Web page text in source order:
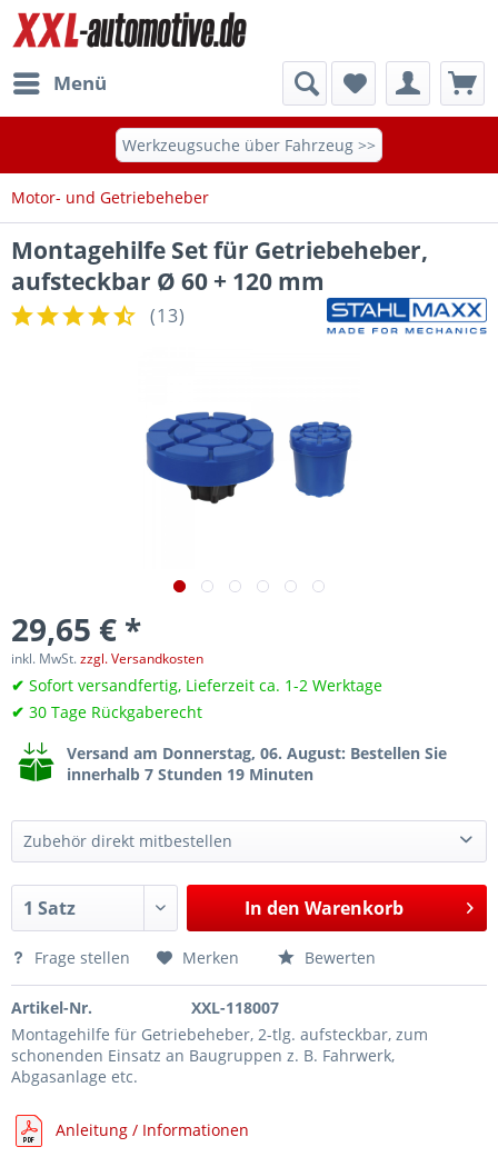
Menü
Werkzeugsuche über Fahrzeug >>
Motor- und Getriebeheber
Montagehilfe Set für Getriebeheber,
aufsteckbar Ø 60 + 120 mm
(13)
29,65 € *
inkl. MwSt.zzgl. Versandkosten
✔ Sofort versandfertig, Lieferzeit ca. 1-2 Werktage
✔ 30 Tage Rückgaberecht
Versand am Donnerstag, 06. August: Bestellen Sie
innerhalb 7 Stunden 19 Minuten
Zubehör direkt mitbestellen
Getriebeheber / Motorheber, 600 kg, 1140–1980 mm, hydraulisch, Doppel-Fußpumpe, Profi-Ausführung 379,60 €*
In den Warenkorb
Frage stellen Merken Bewerten
Artikel-Nr.
XXL-118007
Montagehilfe für Getriebeheber, 2-tlg. aufsteckbar, zum
schonenden Einsatz an Baugruppen z. B. Fahrwerk,
Abgasanlage etc.
Anleitung / Informationen